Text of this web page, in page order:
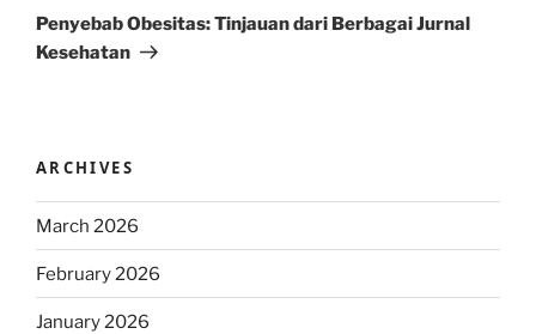
Post
Penyebab Obesitas: Tinjauan dari Berbagai Jurnal
Kesehatan
ARCHIVES
March 2026
February 2026
January 2026